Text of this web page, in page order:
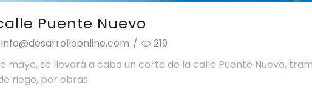
Puente Nuevo
info@desarrolloonline.com /
219
mayo, se llevará a cabo un corte de la calle Puente Nuevo,
riego, por obras